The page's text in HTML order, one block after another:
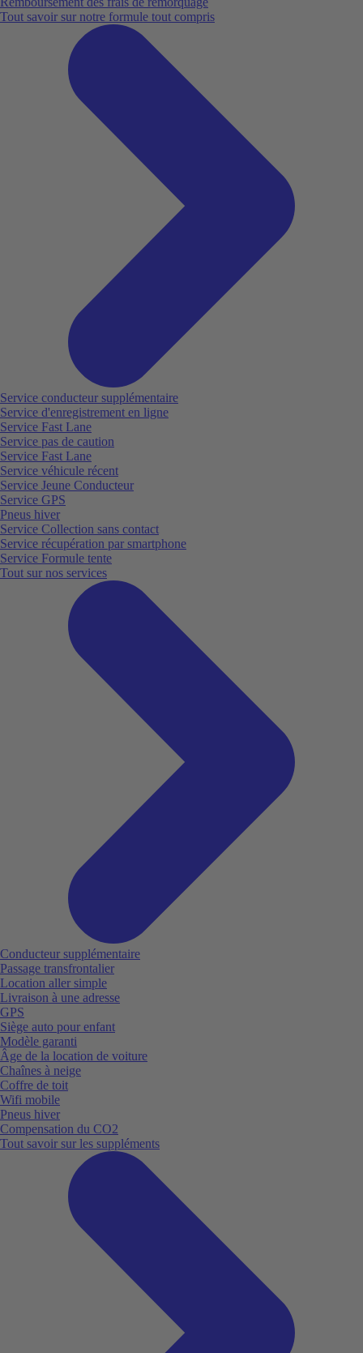
Tout savoir sur notre formule tout compris
Service conducteur supplémentaire
Service d'enregistrement en ligne
Service Fast Lane
Service pas de caution
Service Fast Lane
Service véhicule récent
Service Jeune Conducteur
Service GPS
Pneus hiver
Service Collection sans contact
Service récupération par smartphone
Service Formule tente
Tout sur nos services
Conducteur supplémentaire
Passage transfrontalier
Location aller simple
Livraison à une adresse
GPS
Siège auto pour enfant
Modèle garanti
Âge de la location de voiture
Chaînes à neige
Coffre de toit
Wifi mobile
Pneus hiver
Compensation du CO2
Tout savoir sur les suppléments